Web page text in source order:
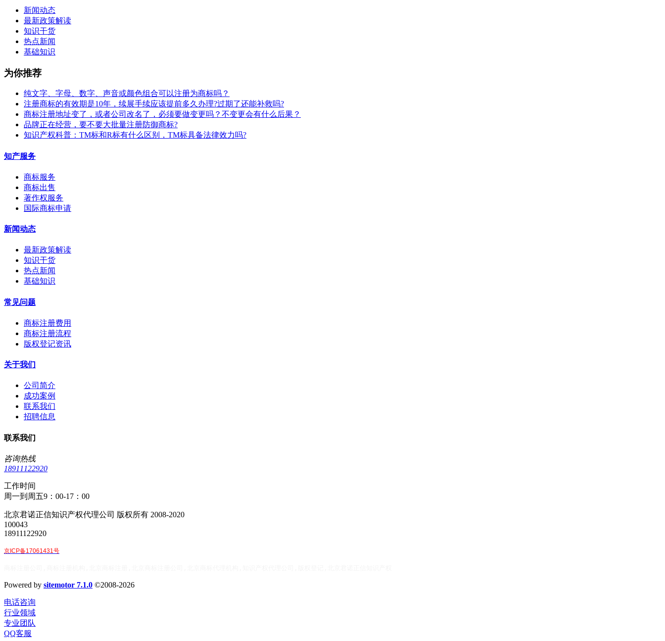
新闻动态
最新政策解读
知识干货
热点新闻
基础知识
为你推荐
纯文字、字母、数字、声音或颜色组合可以注册为商标吗？
注册商标的有效期是10年，续展手续应该提前多久办理?过期了还能补救吗?
商标注册地址变了，或者公司改名了，必须要做变更吗？不变更会有什么后果？
​品牌正在经营，要不要大批量注册防御商标?
知识产权科普：TM标和R标有什么区别，TM标具备法律效力吗?
知产服务
商标服务
商标出售
著作权服务
国际商标申请
新闻动态
最新政策解读
知识干货
热点新闻
基础知识
常见问题
商标注册费用
商标注册流程
版权登记资讯
关于我们
公司简介
成功案例
联系我们
招聘信息
联系我们
咨询热线
18911122920
工作时间
周一到周五9：00-17：00
北京君诺正信知识产权代理公司 版权所有 2008-2020
100043
18911122920
京ICP备17061431号
Powered by sitemotor 7.1.0 ©2008-2026
电话咨询
行业领域
专业团队
QQ客服